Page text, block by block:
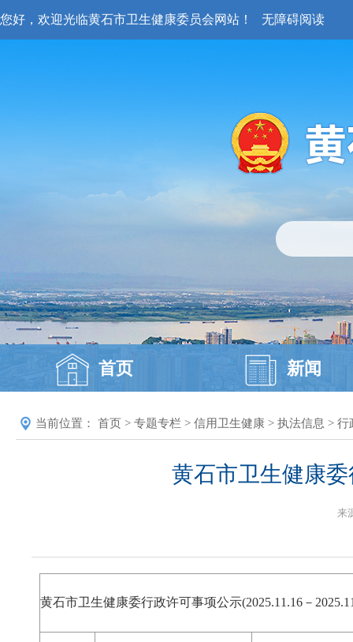
您好，欢迎光临黄石市卫生健康委员会网站！ 无障碍阅读
首页 新闻
当前位置： 首页 > 专题专栏 > 信用卫生健康 > 执法信息 > 行
黄石市卫生健康委
来
黄石市卫生健康委行政许可事项公示(2025.11.16－